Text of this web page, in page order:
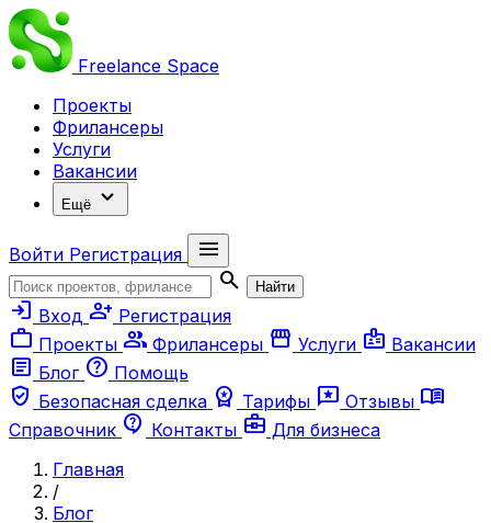
Freelance Space
Проекты
Фрилансеры
Услуги
Вакансии
Ещё expand_more
Войти Регистрация
menu
search
Найти
login Вход person_add Регистрация
work Проекты group Фрилансеры storefront Услуги badge Вакансии
article Блог help Помощь
verified_user Безопасная сделка workspace_premium Тарифы reviews Отзывы menu_book
Справочник contact_support Контакты business_center Для бизнеса
Главная
/
Блог